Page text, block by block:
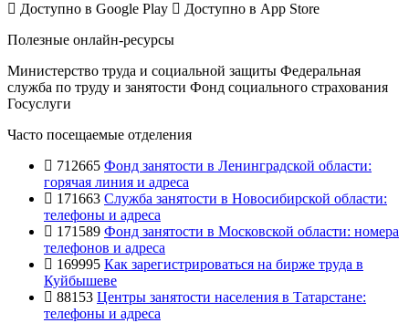
Доступно в Google Play Доступно в App Store
Полезные онлайн-ресурсы
Министерство труда и социальной защиты Федеральная
служба по труду и занятости Фонд социального страхования
Госуслуги
Часто посещаемые отделения
712665 Фонд занятости в Ленинградской области:
горячая линия и адреса
171663 Служба занятости в Новосибирской области:
телефоны и адреса
171589 Фонд занятости в Московской области: номера
телефонов и адреса
169995 Как зарегистрироваться на бирже труда в
Куйбышеве
88153 Центры занятости населения в Татарстане:
телефоны и адреса